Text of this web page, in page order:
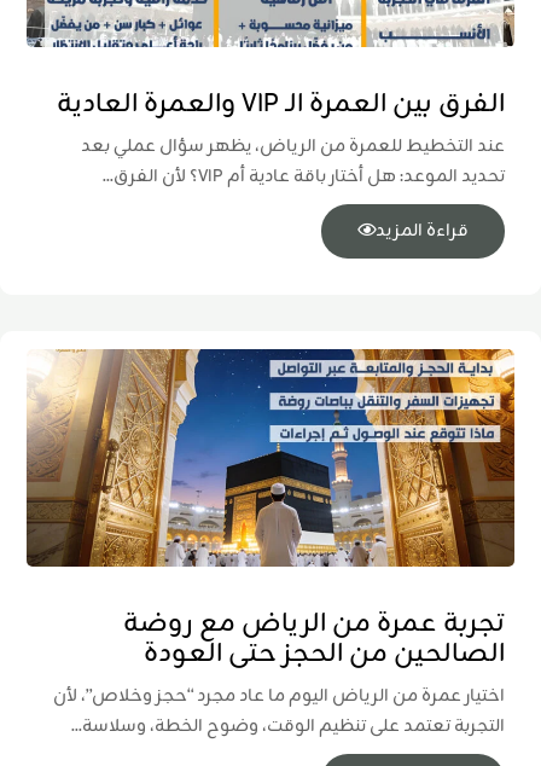
الفرق بين العمرة الـ VIP والعمرة العادية
عند التخطيط للعمرة من الرياض، يظهر سؤال عملي بعد
تحديد الموعد: هل أختار باقة عادية أم VIP؟ لأن الفرق...
قراءة المزيد
تجربة عمرة من الرياض مع روضة
الصالحين من الحجز حتى العودة
اختيار عمرة من الرياض اليوم ما عاد مجرد “حجز وخلاص”، لأن
التجربة تعتمد على تنظيم الوقت، وضوح الخطة، وسلاسة...